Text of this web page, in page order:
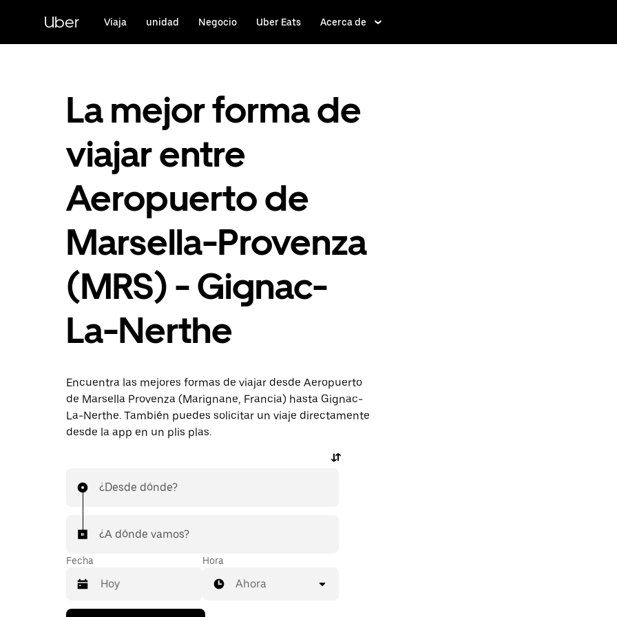
contenido
principal
Uber Viaja unidad Negocio Uber Eats Acerca de
La mejor forma de
viajar entre
Aeropuerto de
Marsella-Provenza
(MRS) - Gignac-
La-Nerthe
Encuentra las mejores formas de viajar desde Aeropuerto
de Marsella Provenza (Marignane, Francia) hasta Gignac-
La-Nerthe. También puedes solicitar un viaje directamente
desde la app en un plis plas.
¿Desde dónde?
¿A dónde vamos?
Fecha Hora
Ahora